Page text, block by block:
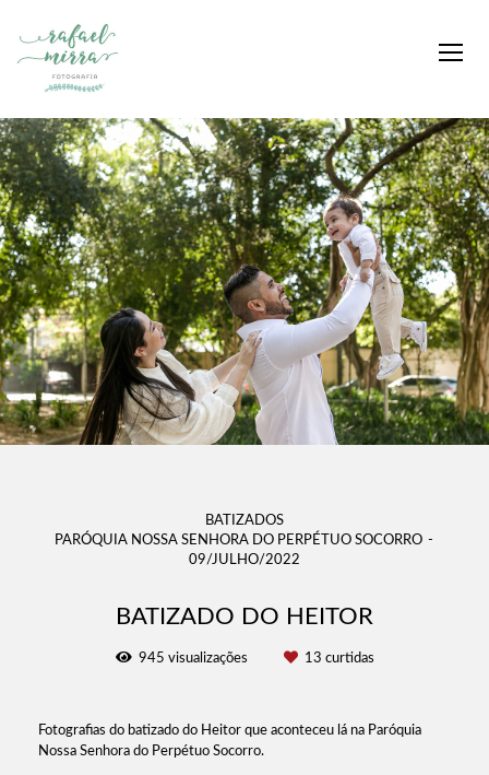
BATIZADOS
PARÓQUIA NOSSA SENHORA DO PERPÉTUO SOCORRO
09/JULHO/2022
BATIZADO DO HEITOR
945 visualizações 13 curtidas
Fotografias do batizado do Heitor que aconteceu lá na Paróquia
Nossa Senhora do Perpétuo Socorro.